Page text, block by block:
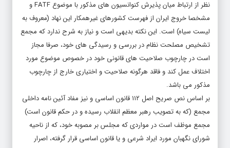
نظر از ارتباط میان پذیرش کنوانسیون های مذکور با موضوع FATF و
مشخصا خروج ایران از فهرست کشورهای غیرهمکار این نهاد (معروف به
لیست سیاه) است. این نکته بدیهی است و نیاز به شرح ندارد که مجمع
تشخیص مصلحت نظام در بررسی و رسیدگی های خود، صرفا مجاز
است در چارچوب صلاحیت های قانونی خود در خصوص موضوع مورد
اختلاف عمل کند و فاقد هرگونه صلاحیت و اختیاری خارج از چارچوب
مذکور می باشد.
بر اساس نص صریح اصل ۱۱۲ قانون اساسی و نیز مفاد آئین نامه داخلی
مجمع (که به تصویب رهبر معظم انقلاب رسیده و در حکم قانون است)
مجمع موظف است در مواردی که مجلس بر مصوبه خود، که از ناحیه
شورای نگهبان مورد ایراد شرعی و یا قانون اساسی قرار گرفته، اصرار